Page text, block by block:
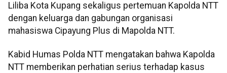
Liliba Kota Kupang sekaligus pertemuan Kapolda NTT
dengan keluarga dan gabungan organisasi
mahasiswa Cipayung Plus di Mapolda NTT.
Kabid Humas Polda NTT mengatakan bahwa Kapolda
NTT memberikan perhatian serius terhadap kasus